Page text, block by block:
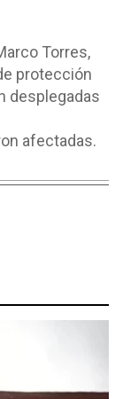
Torres,
protección
desplegadas
afectadas.